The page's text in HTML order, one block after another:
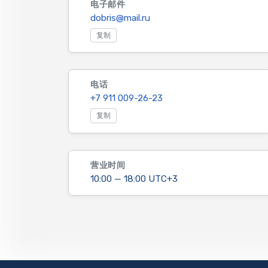
电子邮件
dobris@mail.ru
复制
电话
+7 911 009-26-23
复制
营业时间
10:00 — 18:00 UTC+3